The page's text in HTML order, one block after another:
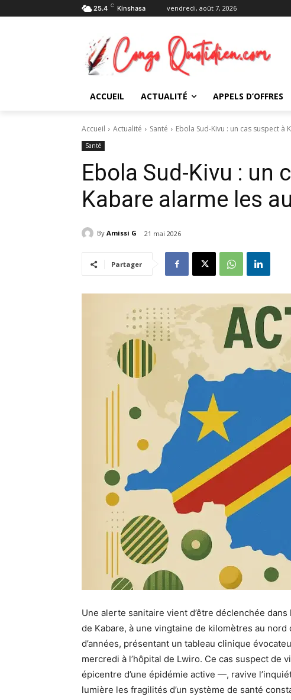
25.4 C Kinshasa vendredi, août 7, 2026
ACCUEIL ACTUALITÉ APPELS D’OFFRES
Accueil Actualité Santé Ebola Sud-Kivu : un cas suspect
Santé
Ebola Sud-Kivu : un
Kabare alarme les
By Amissi G 21 mai 2026
Partager
Une alerte sanitaire vient d’être déclenchée
de Kabare, à une vingtaine de kilomètres au nord
d’années, présentant un tableau clinique
mercredi à l’hôpital de Lwiro. Ce cas suspect de
épicentre d’une épidémie active —, ravive
lumière les fragilités d’un système de santé